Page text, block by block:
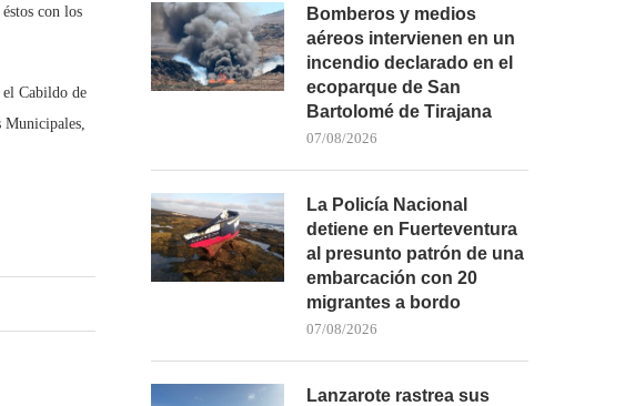
con los
Cabildo de
Bomberos y medios
aéreos intervienen en un
incendio declarado en el
ecoparque de San
Bartolomé de Tirajana
07/08/2026
La Policía Nacional
detiene en Fuerteventura
al presunto patrón de una
embarcación con 20
migrantes a bordo
07/08/2026
Lanzarote rastrea sus